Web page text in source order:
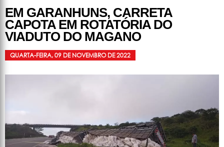
EM GARANHUNS, CARRETA
CAPOTA EM ROTATÓRIA DO
VIADUTO DO MAGANO
QUARTA-FEIRA, 09 DE NOVEMBRO DE 2022